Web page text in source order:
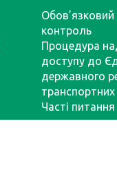
Обов’язковий
контроль
Процедура
доступу до
державного
транспортних
Часті питання